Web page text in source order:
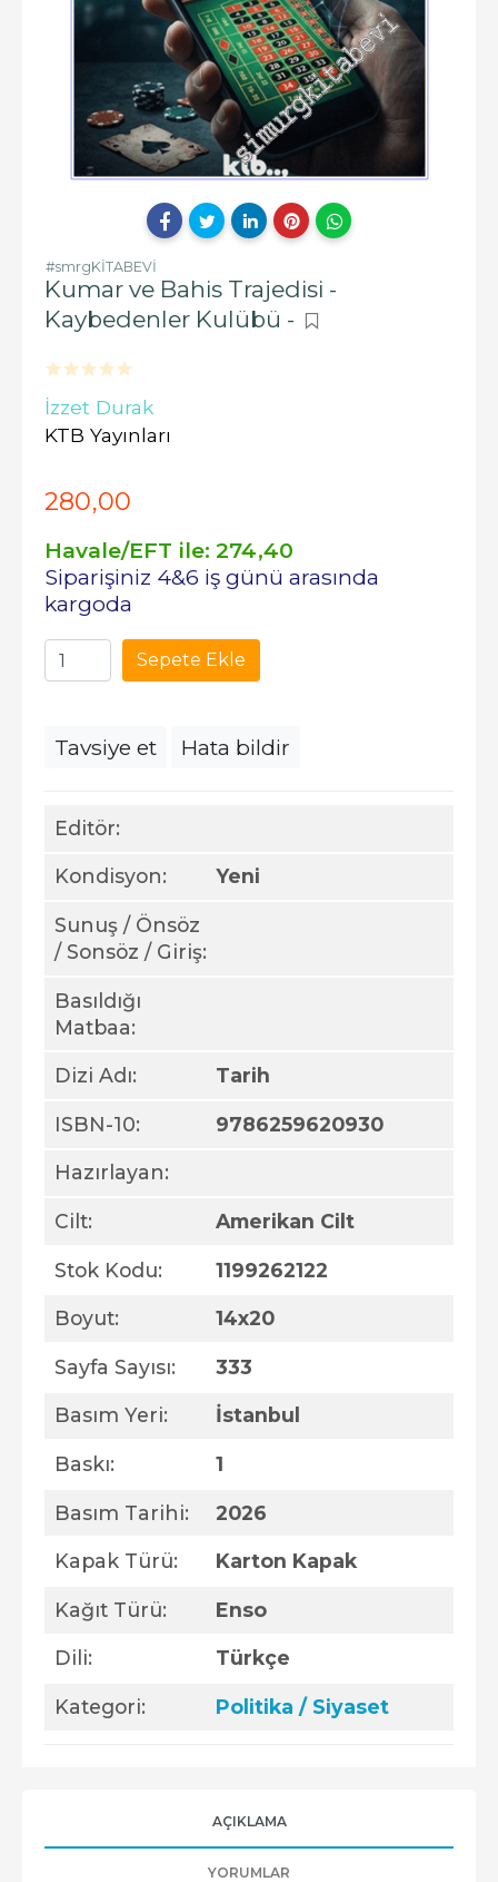
#smrgKİTABEVİ
Kumar ve Bahis Trajedisi -
Kaybedenler Kulübü -
İzzet Durak
KTB Yayınları
Editör:
Kondisyon: Yeni
Sunuş / Önsöz
/ Sonsöz / Giriş:
Basıldığı
Matbaa:
Dizi Adı: Tarih
ISBN-10: 9786259620930
Hazırlayan:
Cilt: Amerikan Cilt
Stok Kodu: 1199262122
Boyut: 14x20
Sayfa Sayısı: 333
Basım Yeri: İstanbul
Baskı: 1
Basım Tarihi: 2026
Kapak Türü: Karton Kapak
Kağıt Türü: Enso
Dili: Türkçe
Kategori: Politika / Siyaset
280,00
Havale/EFT ile: 274,40
Siparişiniz 4&6 iş günü arasında
kargoda
Sepete Ekle
Tavsiye et Hata bildir
AÇIKLAMA
YORUMLAR